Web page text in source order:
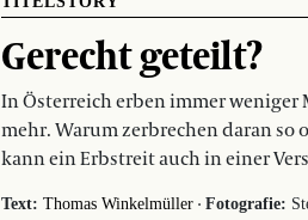
Gerecht geteilt?
In Österreich erben immer weniger
mehr. Warum zerbrechen daran so
kann ein Erbstreit auch in einer
Text: Thomas Winkelmüller ·Fotografie: